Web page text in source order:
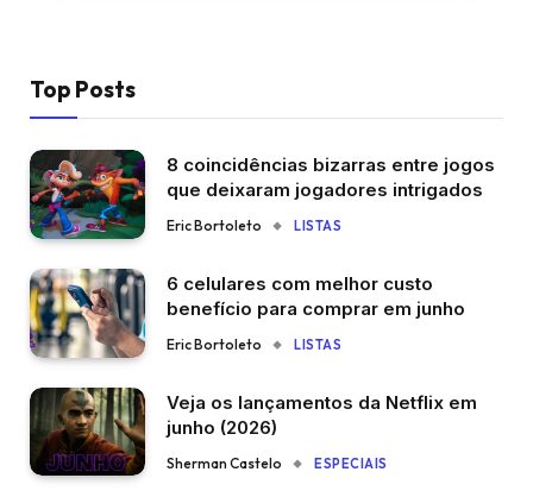
Top Posts
8 coincidências bizarras entre jogos
que deixaram jogadores intrigados
Eric Bortoleto LISTAS
6 celulares com melhor custo
benefício para comprar em junho
Eric Bortoleto LISTAS
Veja os lançamentos da Netflix em
junho (2026)
Sherman Castelo ESPECIAIS